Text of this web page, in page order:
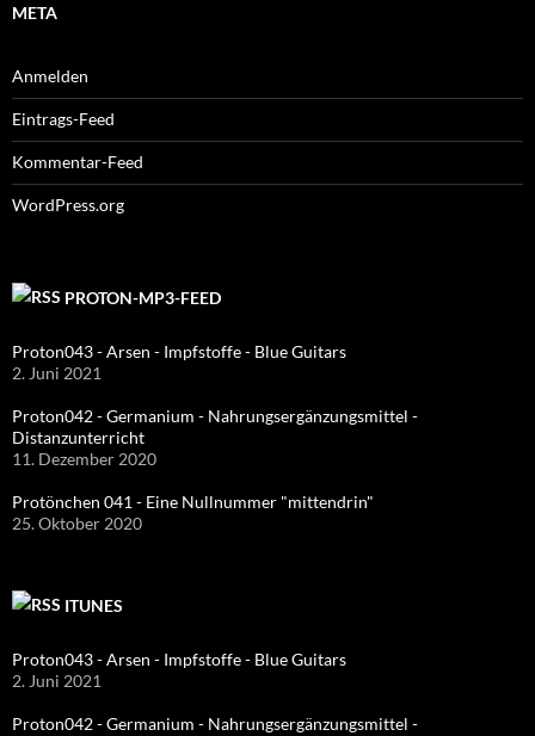
META
Anmelden
Eintrags-Feed
Kommentar-Feed
WordPress.org
PROTON-MP3-FEED
Proton043 - Arsen - Impfstoffe - Blue Guitars
2. Juni 2021
Proton042 - Germanium - Nahrungsergänzungsmittel -
Distanzunterricht
11. Dezember 2020
Protönchen 041 - Eine Nullnummer "mittendrin"
25. Oktober 2020
ITUNES
Proton043 - Arsen - Impfstoffe - Blue Guitars
2. Juni 2021
Proton042 - Germanium - Nahrungsergänzungsmittel -